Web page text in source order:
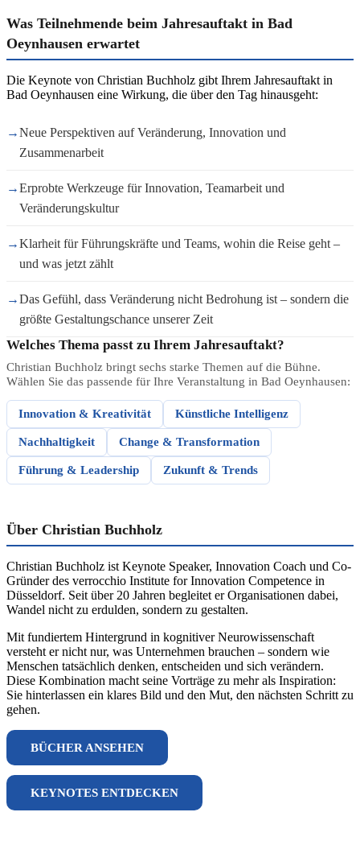
Was Teilnehmende beim Jahresauftakt in Bad
Oeynhausen erwartet
Die Keynote von Christian Buchholz gibt Ihrem Jahresauftakt in
Bad Oeynhausen eine Wirkung, die über den Tag hinausgeht:
→Neue Perspektiven auf Veränderung, Innovation und
Zusammenarbeit
→Erprobte Werkzeuge für Innovation, Teamarbeit und
Veränderungskultur
→Klarheit für Führungskräfte und Teams, wohin die Reise geht –
und was jetzt zählt
→Das Gefühl, dass Veränderung nicht Bedrohung ist – sondern die
größte Gestaltungschance unserer Zeit
Welches Thema passt zu Ihrem Jahresauftakt?
Christian Buchholz bringt sechs starke Themen auf die Bühne.
Wählen Sie das passende für Ihre Veranstaltung in Bad Oeynhausen:
Innovation & Kreativität Künstliche Intelligenz
Nachhaltigkeit Change & Transformation
Führung & Leadership Zukunft & Trends
Über Christian Buchholz
Christian Buchholz ist Keynote Speaker, Innovation Coach und Co-
Gründer des verrocchio Institute for Innovation Competence in
Düsseldorf. Seit über 20 Jahren begleitet er Organisationen dabei,
Wandel nicht zu erdulden, sondern zu gestalten.
Mit fundiertem Hintergrund in kognitiver Neurowissenschaft
versteht er nicht nur, was Unternehmen brauchen – sondern wie
Menschen tatsächlich denken, entscheiden und sich verändern.
Diese Kombination macht seine Vorträge zu mehr als Inspiration:
Sie hinterlassen ein klares Bild und den Mut, den nächsten Schritt zu
gehen.
BÜCHER ANSEHEN
KEYNOTES ENTDECKEN